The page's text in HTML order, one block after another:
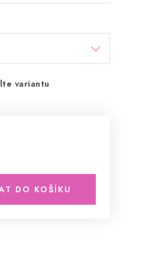
variantu
DO KOŠÍKU